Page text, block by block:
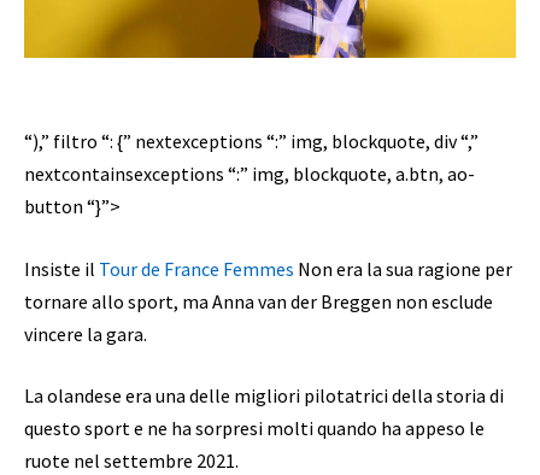
“),” filtro “: {” nextexceptions “:” img, blockquote, div “,”
nextcontainsexceptions “:” img, blockquote, a.btn, ao-
button “}”>
Insiste il Tour de France Femmes Non era la sua ragione per
tornare allo sport, ma Anna van der Breggen non esclude
vincere la gara.
La olandese era una delle migliori pilotatrici della storia di
questo sport e ne ha sorpresi molti quando ha appeso le
ruote nel settembre 2021.